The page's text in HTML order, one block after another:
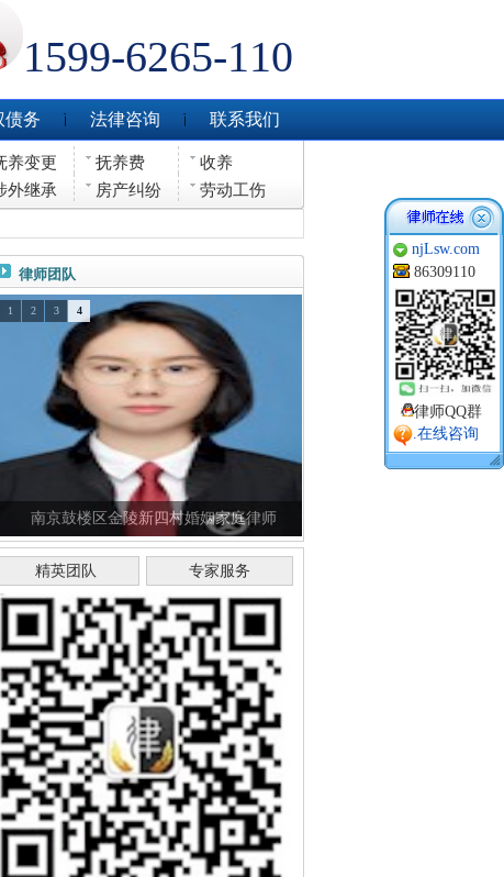
1599-6265-110
债务 法律咨询 联系我们
养变更 抚养费
收养
外继承 房产纠纷 劳动工伤
律师团队
南京鼓楼区金陵新四村婚姻家庭律师
1 2 3 4
精英团队 专家服务
njLsw.com
86309110
律师QQ群
.在线咨询